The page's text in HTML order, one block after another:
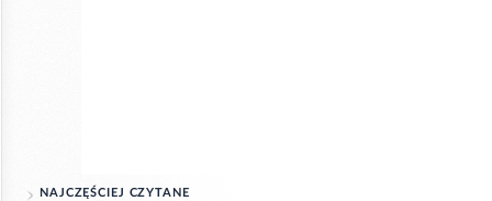
NAJCZĘŚCIEJ CZYTANE